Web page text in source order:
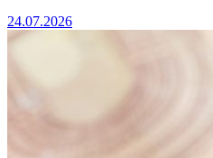
24.07.2026